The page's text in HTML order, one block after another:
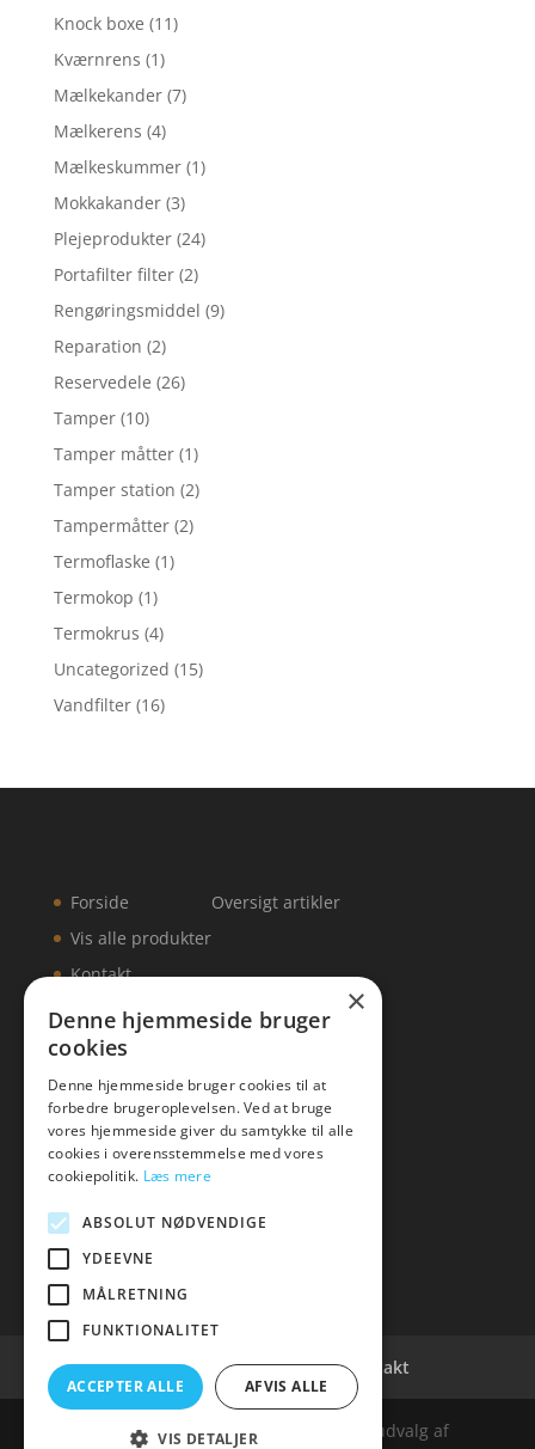
Knock boxe (11)
Kværnrens (1)
Mælkekander (7)
Mælkerens (4)
Mælkeskummer (1)
Mokkakander (3)
Plejeprodukter (24)
Portafilter filter (2)
Rengøringsmiddel (9)
Reparation (2)
Reservedele (26)
Tamper (10)
Tamper måtter (1)
Tamper station (2)
Tampermåtter (2)
Termoflaske (1)
Termokop (1)
Termokrus (4)
Uncategorized (15)
Vandfilter (16)
Forside
Vis alle produkter
Kontakt
Oversigt artikler
KONTAKT
Tlf: 7876 8672
Mail:info@delicious-vejle.dk
Cookie- og privatlivspolitik Kontakt
Denne hjemmeside samler et bredt udvalg af
×
Denne hjemmeside bruger
cookies
Denne hjemmeside bruger cookies til at
forbedre brugeroplevelsen. Ved at bruge
vores hjemmeside giver du samtykke til alle
cookies i overensstemmelse med vores
cookiepolitik. Læs mere
ABSOLUT NØDVENDIGE
YDEEVNE
MÅLRETNING
FUNKTIONALITET
ACCEPTER ALLE AFVIS ALLE
VIS DETALJER